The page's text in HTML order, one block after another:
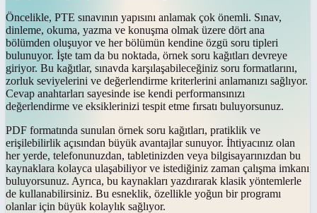
Öncelikle, PTE sınavının yapısını anlamak çok önemli. Sınav,
dinleme, okuma, yazma ve konuşma olmak üzere dört ana
bölümden oluşuyor ve her bölümün kendine özgü soru tipleri
bulunuyor. İşte tam da bu noktada, örnek soru kağıtları devreye
giriyor. Bu kağıtlar, sınavda karşılaşabileceğiniz soru formatlarını,
zorluk seviyelerini ve değerlendirme kriterlerini anlamanızı sağlıyor.
Cevap anahtarları sayesinde ise kendi performansınızı
değerlendirme ve eksiklerinizi tespit etme fırsatı buluyorsunuz.
PDF formatında sunulan örnek soru kağıtları, pratiklik ve
erişilebilirlik açısından büyük avantajlar sunuyor. İhtiyacınız olan
her yerde, telefonunuzdan, tabletinizden veya bilgisayarınızdan bu
kaynaklara kolayca ulaşabiliyor ve istediğiniz zaman çalışma imkanı
buluyorsunuz. Ayrıca, bu kaynakları yazdırarak klasik yöntemlerle
de kullanabilirsiniz. Bu esneklik, özellikle yoğun bir programı
olanlar için büyük kolaylık sağlıyor.